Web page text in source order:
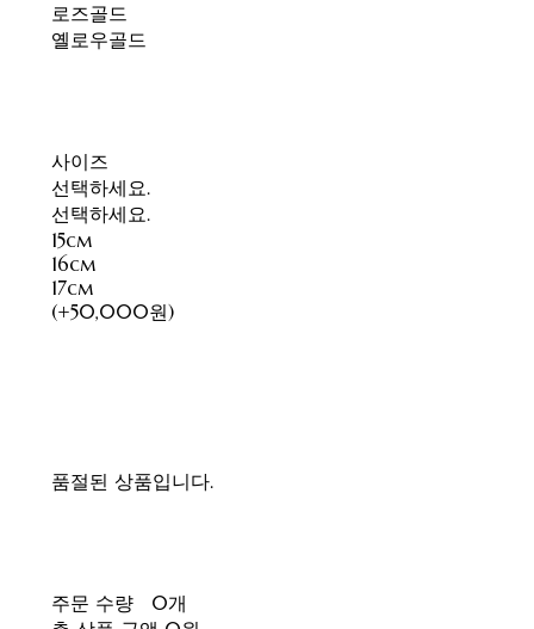
로즈골드
옐로우골드
사이즈
선택하세요.
선택하세요.
15cm
16cm
17cm
(+50,000원)
품절된 상품입니다.
주문 수량
0개